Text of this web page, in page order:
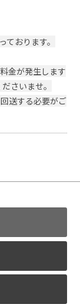
おります。
金が発生します
さいませ。
送する必要がご